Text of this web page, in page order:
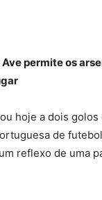
Ave permite os
hoje a dois
de
reflexo de uma